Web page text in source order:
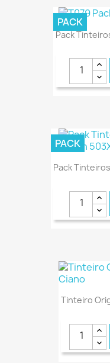
Pack
PACK
Pack
PACK
Tinteiro